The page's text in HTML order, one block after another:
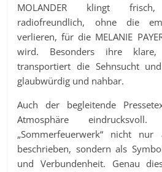
MOLANDER klingt
radiofreundlich, ohne die
verlieren, für die MELANIE
wird. Besonders ihre klare,
transportiert die Sehnsucht
glaubwürdig und nahbar.
Auch der begleitende
Atmosphäre
„Sommerfeuerwerk“ nicht nur
beschrieben, sondern als
und Verbundenheit. Genau